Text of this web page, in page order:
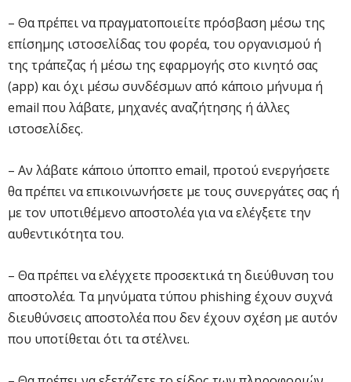
– Θα πρέπει να πραγματοποιείτε πρόσβαση μέσω της
επίσημης ιστοσελίδας του φορέα, του οργανισμού ή
της τράπεζας ή μέσω της εφαρμογής στο κινητό σας
(app) και όχι μέσω συνδέσμων από κάποιο μήνυμα ή
email που λάβατε, μηχανές αναζήτησης ή άλλες
ιστοσελίδες.
– Αν λάβατε κάποιο ύποπτο email, προτού ενεργήσετε
θα πρέπει να επικοινωνήσετε με τους συνεργάτες σας ή
με τον υποτιθέμενο αποστολέα για να ελέγξετε την
αυθεντικότητα του.
– Θα πρέπει να ελέγχετε προσεκτικά τη διεύθυνση του
αποστολέα. Τα μηνύματα τύπου phishing έχουν συχνά
διευθύνσεις αποστολέα που δεν έχουν σχέση με αυτόν
που υποτίθεται ότι τα στέλνει.